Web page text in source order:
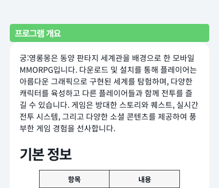
프로그램 개요
궁:영롱몽은 동양 판타지 세계관을 배경으로 한 모바일
MMORPG입니다. 다운로드 및 설치를 통해 플레이어는
아름다운 그래픽으로 구현된 세계를 탐험하며, 다양한
캐릭터를 육성하고 다른 플레이어들과 함께 전투를 즐
길 수 있습니다. 게임은 방대한 스토리와 퀘스트, 실시간
전투 시스템, 그리고 다양한 소셜 콘텐츠를 제공하여 풍
부한 게임 경험을 선사합니다.
기본 정보
항목
내용